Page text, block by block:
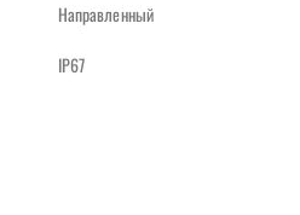
Направленный
IP67